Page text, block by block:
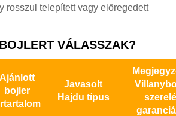
rosszul telepített vagy elöregedett
VÁLASSZAK?
Ajánlott
bojler
Javasolt
Hajdu típus